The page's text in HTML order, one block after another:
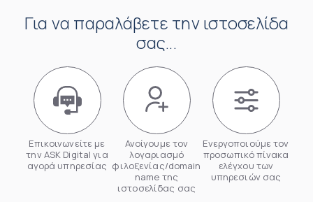
Για να παραλάβετε την ιστοσελίδα
σας...
Επικοινωνείτε με
την ASK Digital για
αγορά υπηρεσίας
Ανοίγουμε τον
λογαριασμό
φιλοξενίας/domain
name της
ιστοσελίδας σας
Ενεργοποιούμε τον
προσωπικό πίνακα
ελέγχου των
υπηρεσιών σας